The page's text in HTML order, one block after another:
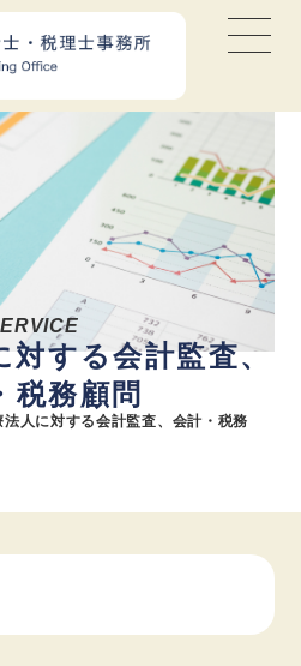
対する会計監査、
税務顧問
法人に対する会計監査、会計・税務